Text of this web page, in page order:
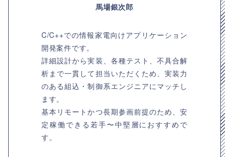
馬場銀次郎
C/C++での情報家電向けアプリケーション
開発案件です。
詳細設計から実装、各種テスト、不具合解
析まで一貫して担当いただくため、実装力
のある組込・制御系エンジニアにマッチし
ます。
基本リモートかつ長期参画前提のため、安
定稼働できる若手〜中堅層におすすめで
す。